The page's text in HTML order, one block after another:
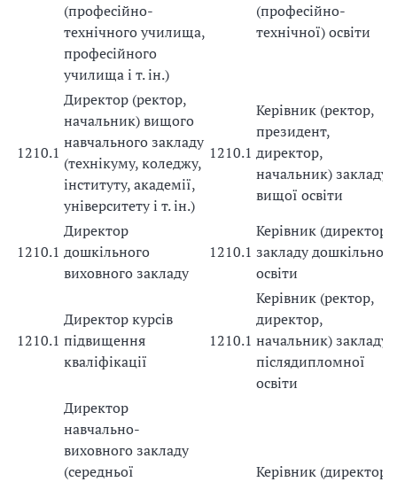
(професійно-
технічного училища,
професійного
училища і т. ін.)
(професійно-
технічної) освіти
1210.1
Директор (ректор,
начальник) вищого
навчального закладу
(технікуму, коледжу,
інституту, академії,
університету і т. ін.)
1210.1
Керівник (ректор,
президент,
директор,
начальник) закладу
вищої освіти
1210.1
Директор
дошкільного
виховного закладу
1210.1
Керівник (директор)
закладу дошкільної
освіти
1210.1
Директор курсів
підвищення
кваліфікації
1210.1
Керівник (ректор,
директор,
начальник) закладу
післядипломної
освіти
Директор
навчально-
виховного закладу
(середньої
Керівник (директор)